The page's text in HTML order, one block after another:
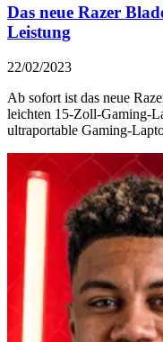
Das neue Razer
Leistung
22/02/2023
Ab sofort ist das neue
leichten 15-Zoll-Gaming-
ultraportable Gaming-